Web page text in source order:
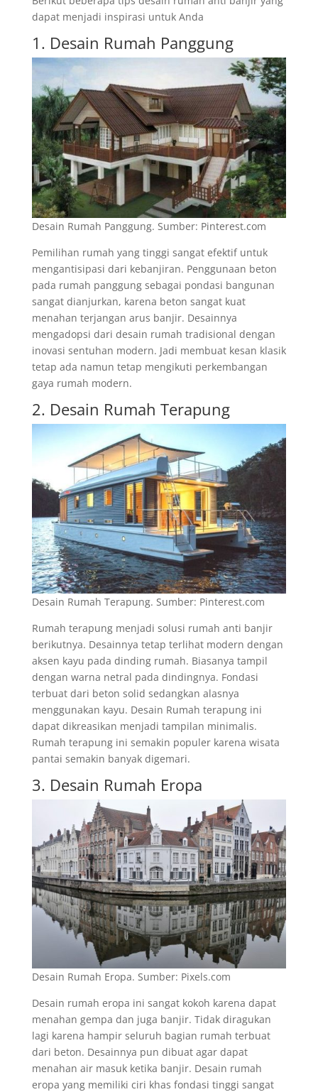
dapat menjadi inspirasi untuk Anda
1. Desain Rumah Panggung
Desain Rumah Panggung. Sumber: Pinterest.com
Pemilihan rumah yang tinggi sangat efektif untuk
mengantisipasi dari kebanjiran. Penggunaan beton
pada rumah panggung sebagai pondasi bangunan
sangat dianjurkan, karena beton sangat kuat
menahan terjangan arus banjir. Desainnya
mengadopsi dari desain rumah tradisional dengan
inovasi sentuhan modern. Jadi membuat kesan klasik
tetap ada namun tetap mengikuti perkembangan
gaya rumah modern.
2. Desain Rumah Terapung
Desain Rumah Terapung. Sumber: Pinterest.com
Rumah terapung menjadi solusi rumah anti banjir
berikutnya. Desainnya tetap terlihat modern dengan
aksen kayu pada dinding rumah. Biasanya tampil
dengan warna netral pada dindingnya. Fondasi
terbuat dari beton solid sedangkan alasnya
menggunakan kayu. Desain Rumah terapung ini
dapat dikreasikan menjadi tampilan minimalis.
Rumah terapung ini semakin populer karena wisata
pantai semakin banyak digemari.
3. Desain Rumah Eropa
Desain Rumah Eropa. Sumber: Pixels.com
Desain rumah eropa ini sangat kokoh karena dapat
menahan gempa dan juga banjir. Tidak diragukan
lagi karena hampir seluruh bagian rumah terbuat
dari beton. Desainnya pun dibuat agar dapat
menahan air masuk ketika banjir. Desain rumah
eropa yang memiliki ciri khas fondasi tinggi sangat